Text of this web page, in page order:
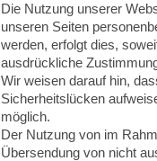
Die Nutzung unserer
unseren Seiten
werden, erfolgt dies,
ausdrückliche
Wir weisen darauf hin,
Sicherheitslücken
möglich.
Der Nutzung von im
Übersendung von nicht